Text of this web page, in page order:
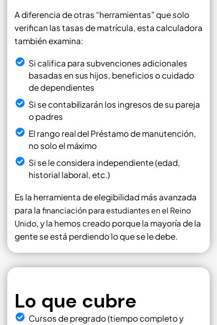
A diferencia de otras “herramientas” que solo
verifican las tasas de matrícula, esta calculadora
también examina:
Si califica para subvenciones adicionales
basadas en sus hijos, beneficios o cuidado
de dependientes
Si se contabilizarán los ingresos de su pareja
o padres
El rango real del Préstamo de manutención,
no solo el máximo
Si se le considera independiente (edad,
historial laboral, etc.)
Es la herramienta de elegibilidad más avanzada
para lafinanciación para estudiantes en el Reino
Unido, y la hemos creado porque la mayoría de la
gente se está perdiendo lo que se le debe.
Lo que cubre
Cursos de pregrado (tiempo completo y